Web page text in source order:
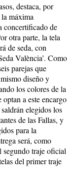
destaca, por
máxima
concertificado de
otra parte, la tela
de seda, con
València’. Como
parejas que
diseño y
los colores de la
a este encargo
elegidos los
de las Fallas, y
para la
será, como
segundo traje oficial
del primer traje